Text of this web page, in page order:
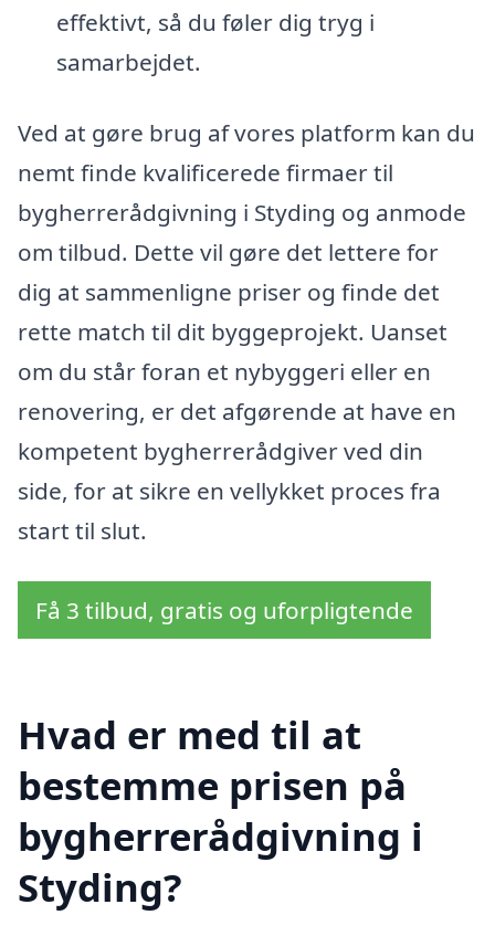
effektivt, så du føler dig tryg i
samarbejdet.
Ved at gøre brug af vores platform kan du
nemt finde kvalificerede firmaer til
bygherrerådgivning i Styding og anmode
om tilbud. Dette vil gøre det lettere for
dig at sammenligne priser og finde det
rette match til dit byggeprojekt. Uanset
om du står foran et nybyggeri eller en
renovering, er det afgørende at have en
kompetent bygherrerådgiver ved din
side, for at sikre en vellykket proces fra
start til slut.
Få 3 tilbud, gratis og uforpligtende
Hvad er med til at
bestemme prisen på
bygherrerådgivning i
Styding?